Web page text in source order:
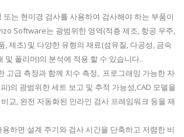
또는 현미경 검사를 사용하여 검사해야 하는 부품이
Software는 광범위한 영역(적층 제조, 항공 우주,
, 제조) 및 다양한 유형의 재료(섬유질, 다공성, 금속
및 폴리머)의 분석에 적용 할 수 있습니다..
고급 측정과 함께 치수 측정, 프로그래밍 가능한 자
)의 광범위한 세트 보고 및 추적 가능성,CAD 모델을
교, 완전 자동화된 인라인 검사 프레임워크 등을 제
하면 설계 주기와 검사 시간을 단축하고 저렴한 비